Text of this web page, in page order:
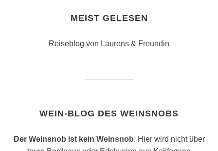
MEIST GELESEN
Reiseblog von Laurens & Freundin
WEIN-BLOG DES WEINSNOBS
Der Weinsnob ist kein Weinsnob. Hier wird nicht über